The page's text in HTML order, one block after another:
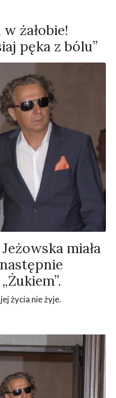
żałobie!
pęka z bólu”
miała
życia nie żyje.